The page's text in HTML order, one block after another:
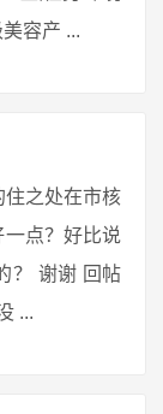
容产 ...
住之处在市核
一点？好比说
？ 谢谢 回帖
...